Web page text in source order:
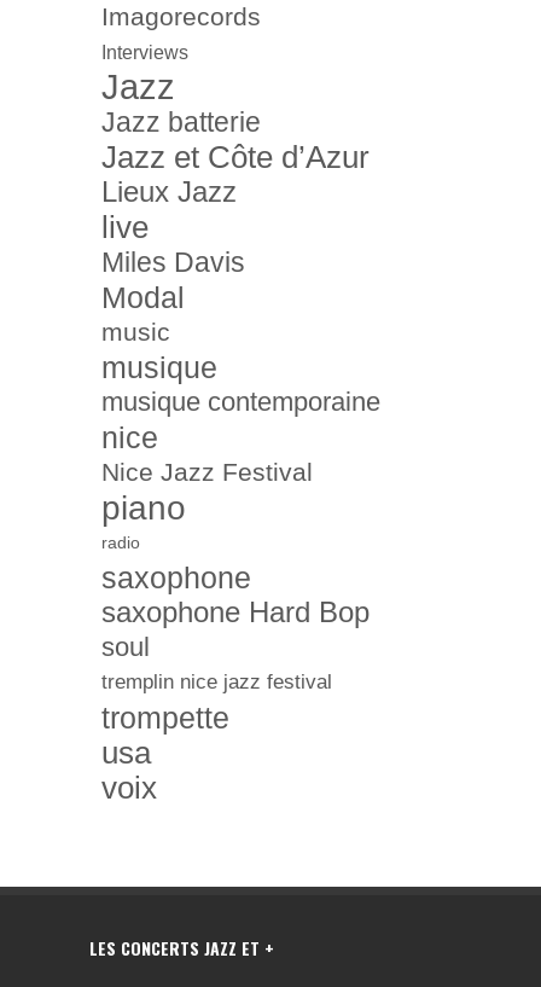
Imagorecords
Interviews
Jazz
Jazz batterie
Jazz et Côte d’Azur
Lieux Jazz
live
Miles Davis
Modal
music
musique
musique contemporaine
nice
Nice Jazz Festival
piano
radio
saxophone
saxophone Hard Bop
soul
tremplin nice jazz festival
trompette
usa
voix
LES CONCERTS JAZZ ET +